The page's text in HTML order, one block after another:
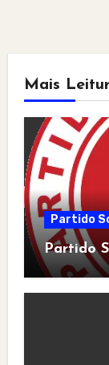
Mais
Partido
Partido